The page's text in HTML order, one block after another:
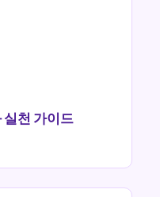
실천 가이드